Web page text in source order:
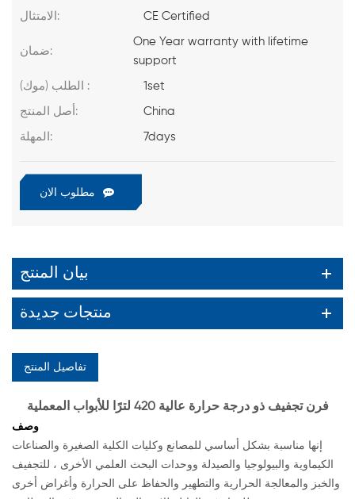
الامتثال: CE Certified
ضمان:
One Year warranty with lifetime
support
الطلب (موك) : 1set
أصل المنتج: China
المهلة: 7days
مطلوب الان
بيان المنتج
منتجات جديدة
تفاصيل المنتج
فرن تجفيف ذو درجة حرارة عالية 420 لترًا للأبواب المعملية
وصف
إنها مناسبة بشكل أساسي للمصانع وكليات الكلية الصغيرة والصناعات
الكيماوية والبيولوجيا والصيدلة ووحدات البحث العلمي الأخرى ، للتجفيف
والخبز والمعالجة الحرارية والتطهير والحفاظ على الحرارة وأغراض أخرى